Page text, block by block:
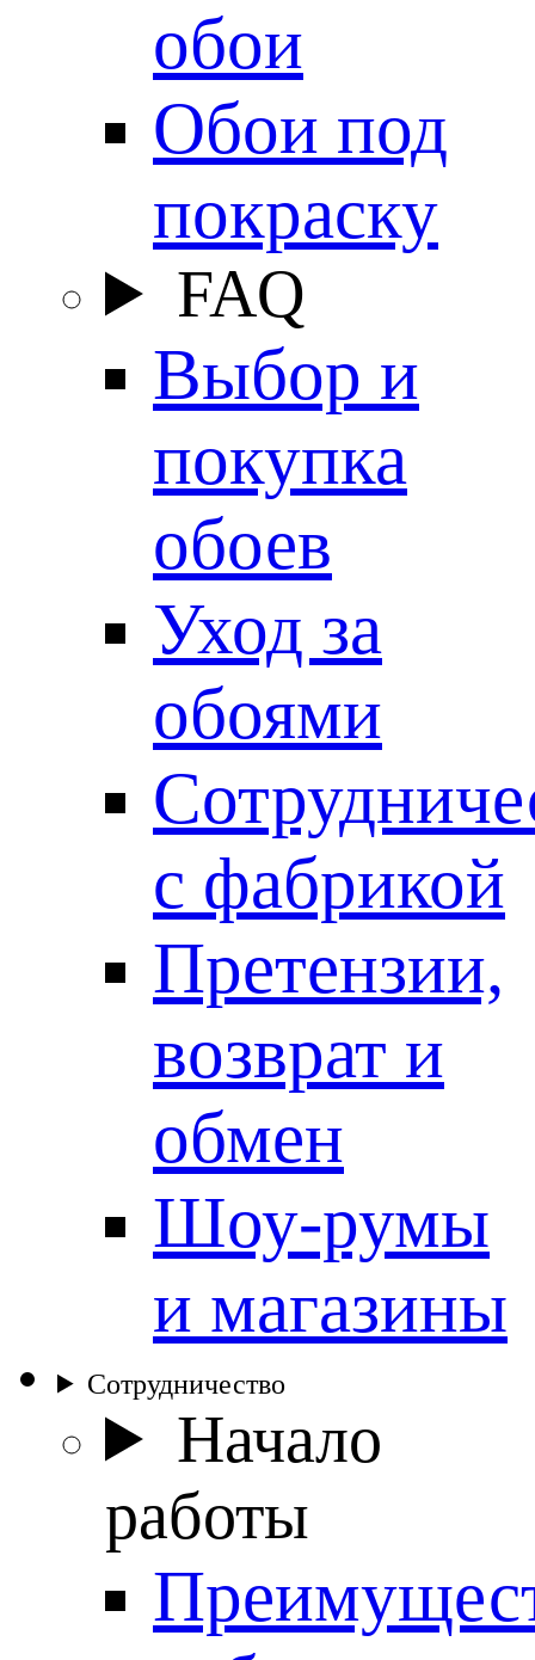
обои
Обои под
покраску
FAQ
Выбор и
покупка
обоев
Уход за
обоями
с фабрикой
Претензии,
возврат и
обмен
Шоу-румы
и магазины
Сотрудничество
Начало
работы